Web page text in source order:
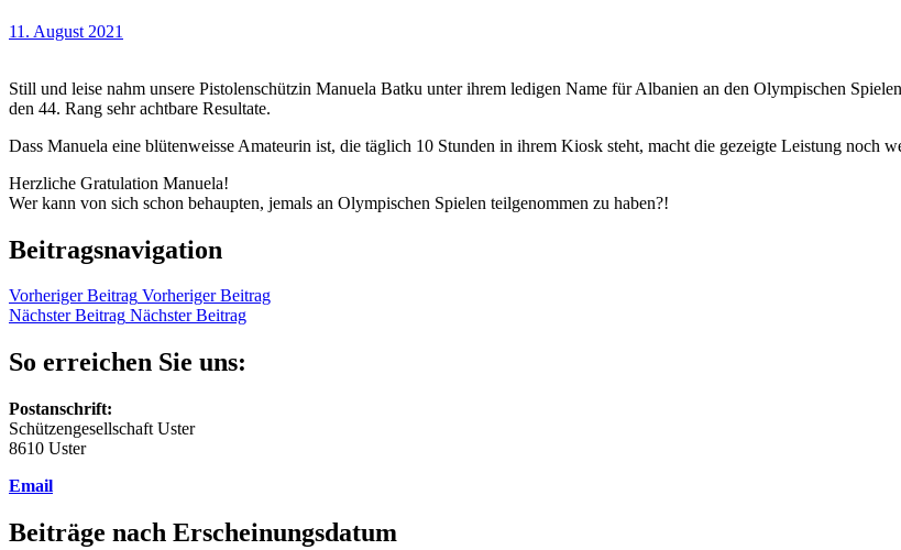
11. August 2021
Still und leise nahm unsere Pistolenschützin Manuela Batku unter ihrem ledigen Name für Albanien an den Olympischen
den 44. Rang sehr achtbare Resultate.
Dass Manuela eine blütenweisse Amateurin ist, die täglich 10 Stunden in ihrem Kiosk steht, macht die gezeigte Leistung noch
Herzliche Gratulation Manuela!
Wer kann von sich schon behaupten, jemals an Olympischen Spielen teilgenommen zu haben?!
Beitragsnavigation
Vorheriger Beitrag Vorheriger Beitrag
Nächster Beitrag Nächster Beitrag
So erreichen Sie uns:
Postanschrift:
Schützengesellschaft Uster
8610 Uster
Email
Beiträge nach Erscheinungsdatum